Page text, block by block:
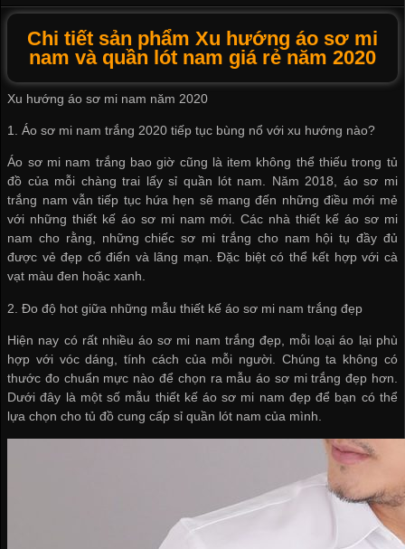
Chi tiết sản phẩm Xu hướng áo sơ mi
nam và quần lót nam giá rẻ năm 2020
Xu hướng áo sơ mi nam năm 2020
1. Áo sơ mi nam trắng 2020 tiếp tục bùng nổ với xu hướng nào?
Áo sơ mi nam trắng bao giờ cũng là item không thể thiếu trong tủ
đồ của mỗi chàng trai lấy sỉ quần lót nam. Năm 2018, áo sơ mi
trắng nam vẫn tiếp tục hứa hẹn sẽ mang đến những điều mới mẻ
với những thiết kế áo sơ mi nam mới. Các nhà thiết kế áo sơ mi
nam cho rằng, những chiếc sơ mi trắng cho nam hội tụ đầy đủ
được vẻ đẹp cổ điển và lãng mạn. Đặc biệt có thể kết hợp với cà
vạt màu đen hoặc xanh.
2. Đo độ hot giữa những mẫu thiết kế áo sơ mi nam trắng đẹp
Hiện nay có rất nhiều áo sơ mi nam trắng đẹp, mỗi loại áo lại phù
hợp với vóc dáng, tính cách của mỗi người. Chúng ta không có
thước đo chuẩn mực nào để chọn ra mẫu áo sơ mi trắng đẹp hơn.
Dưới đây là một số mẫu thiết kế áo sơ mi nam đẹp để bạn có thể
lựa chọn cho tủ đồcung cấp sỉ quần lót nam của mình.